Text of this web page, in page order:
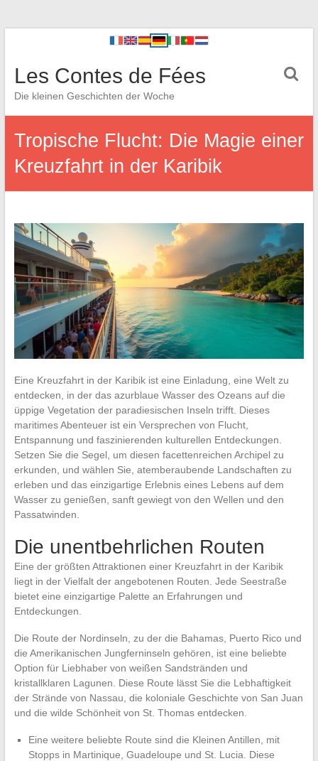
Les Contes de Fées
Die kleinen Geschichten der Woche
Tropische Flucht: Die Magie einer
Kreuzfahrt in der Karibik
Eine Kreuzfahrt in der Karibik ist eine Einladung, eine Welt zu
entdecken, in der das azurblaue Wasser des Ozeans auf die
üppige Vegetation der paradiesischen Inseln trifft. Dieses
maritimes Abenteuer ist ein Versprechen von Flucht,
Entspannung und faszinierenden kulturellen Entdeckungen.
Setzen Sie die Segel, um diesen facettenreichen Archipel zu
erkunden, und wählen Sie, atemberaubende Landschaften zu
erleben und das einzigartige Erlebnis eines Lebens auf dem
Wasser zu genießen, sanft gewiegt von den Wellen und den
Passatwinden.
Die unentbehrlichen Routen
Eine der größten Attraktionen einer Kreuzfahrt in der Karibik
liegt in der Vielfalt der angebotenen Routen. Jede Seestraße
bietet eine einzigartige Palette an Erfahrungen und
Entdeckungen.
Die Route der Nordinseln, zu der die Bahamas, Puerto Rico und
die Amerikanischen Jungferninseln gehören, ist eine beliebte
Option für Liebhaber von weißen Sandstränden und
kristallklaren Lagunen. Diese Route lässt Sie die Lebhaftigkeit
der Strände von Nassau, die koloniale Geschichte von San Juan
und die wilde Schönheit von St. Thomas entdecken.
Eine weitere beliebte Route sind die Kleinen Antillen, mit
Stopps in Martinique, Guadeloupe und St. Lucia. Diese